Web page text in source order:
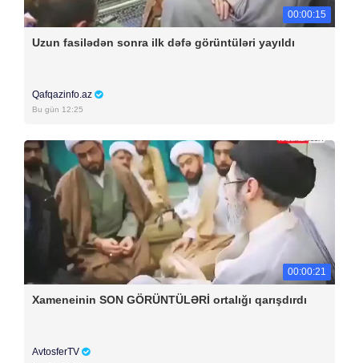
00:00:15
Uzun fasilədən sonra ilk dəfə görüntüləri yayıldı
Qafqazinfo.az
Bu gün 12:25
00:00:21
Xameneinin SON GÖRÜNTÜLƏRİ ortalığı qarışdırdı
AvtosferTV